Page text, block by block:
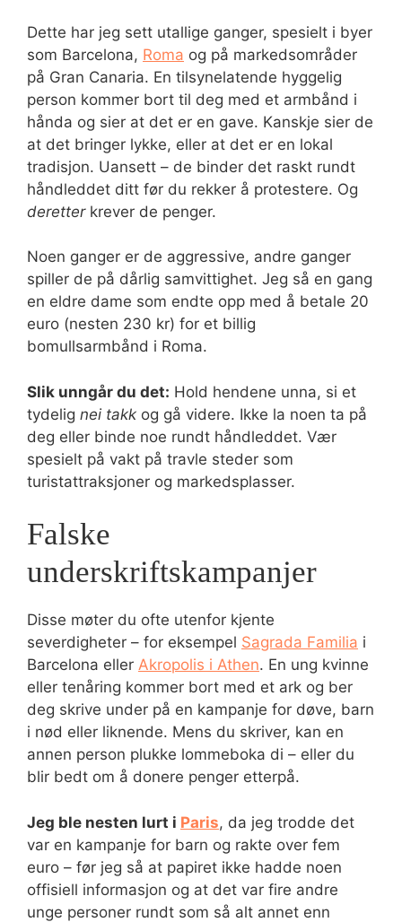
Dette har jeg sett utallige ganger, spesielt i byer
som Barcelona, Roma og på markedsområder
på Gran Canaria. En tilsynelatende hyggelig
person kommer bort til deg med et armbånd i
hånda og sier at det er en gave. Kanskje sier de
at det bringer lykke, eller at det er en lokal
tradisjon. Uansett – de binder det raskt rundt
håndleddet ditt før du rekker å protestere. Og
deretterkrever de penger.
Noen ganger er de aggressive, andre ganger
spiller de på dårlig samvittighet. Jeg så en gang
en eldre dame som endte opp med å betale 20
euro (nesten 230 kr) for et billig
bomullsarmbånd i Roma.
Slik unngår du det: Hold hendene unna, si et
tydelig nei takk og gå videre. Ikke la noen ta på
deg eller binde noe rundt håndleddet. Vær
spesielt på vakt på travle steder som
turistattraksjoner og markedsplasser.
Falske
underskriftskampanjer
Disse møter du ofte utenfor kjente
severdigheter – for eksempel Sagrada Familia i
Barcelona eller Akropolis i Athen. En ung kvinne
eller tenåring kommer bort med et ark og ber
deg skrive under på en kampanje for døve, barn
i nød eller liknende. Mens du skriver, kan en
annen person plukke lommeboka di – eller du
blir bedt om å donere penger etterpå.
Jeg ble nesten lurt i Paris, da jeg trodde det
var en kampanje for barn og rakte over fem
euro – før jeg så at papiret ikke hadde noen
offisiell informasjon og at det var fire andre
unge personer rundt som så alt annet enn